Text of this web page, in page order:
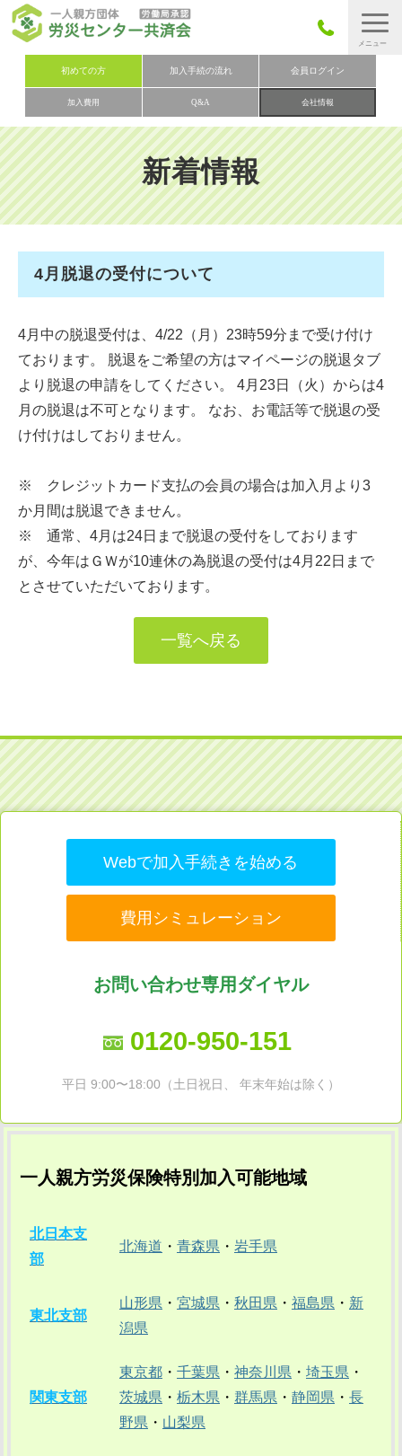
初めての方 加入手続の流れ 会員ログイン
加入費用 Q&A 会社情報
労災保険とは
労災保険の取りまとめ
労災保険加入手続きの流れ
加入費用
加入申込み
お問い合わせ
新着情報
4月脱退の受付について
4月中の脱退受付は、4/22（月）23時59分まで受け付け
ております。 脱退をご希望の方はマイページの脱退タブ
より脱退の申請をしてください。 4月23日（火）からは4
月の脱退は不可となります。 なお、お電話等で脱退の受
け付けはしておりません。
※ クレジットカード支払の会員の場合は加入月より3
か月間は脱退できません。
※ 通常、4月は24日まで脱退の受付をしております
が、今年はＧＷが10連休の為脱退の受付は4月22日まで
とさせていただいております。
一覧へ戻る
Webで加入手続きを始める
費用シミュレーション
お問い合わせ専用ダイヤル
0120-950-151
平日 9:00〜18:00（土日祝日、 年末年始は除く）
一人親方労災保険特別加入可能地域
北日本支
部
北海道 ・ 青森県 ・ 岩手県
東北支部
山形県 ・ 宮城県 ・ 秋田県 ・ 福島県 ・ 新
潟県
関東支部
東京都 ・ 千葉県 ・ 神奈川県 ・ 埼玉県 ・
茨城県 ・ 栃木県 ・ 群馬県 ・ 静岡県 ・ 長
野県 ・ 山梨県